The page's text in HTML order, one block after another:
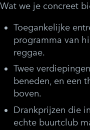
Wat we je concreet
Toegankelijke
programma van
reggae.
Twee
beneden, en een
boven.
Drankprijzen die
echte buurtclub